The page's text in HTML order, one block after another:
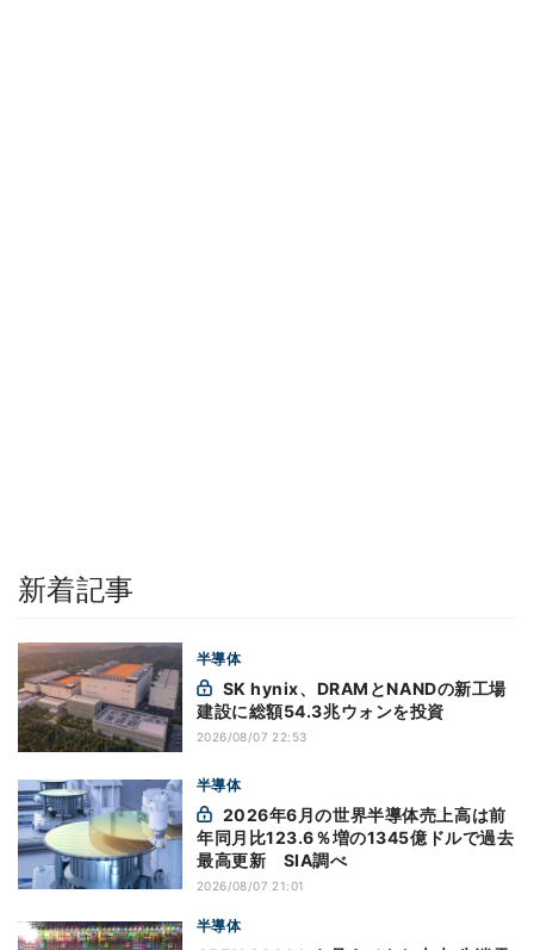
新着記事
半導体
建設に総額54.3兆ウォンを投資
2026/08/07 22:53
半導体
年同月比123.6％増の1345億ドルで過去
最高更新 SIA調べ
2026/08/07 21:01
半導体